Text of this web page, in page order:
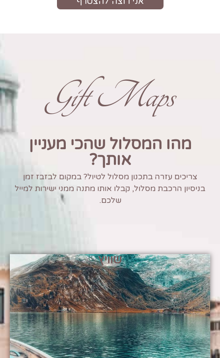
Gift Maps
מהו המסלול שהכי מעניין
אותך?
צריכים עזרה בתכנון מסלול לטיול? במקום לבזבז זמן
בניסיון הרכבת מסלול, קבלו אותו מתנה ממני ישירות למייל
שלכם.
שוויץ